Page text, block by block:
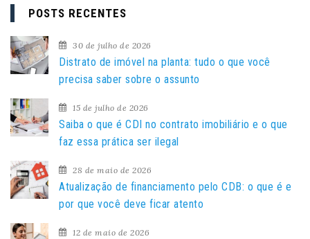
q
u
i
s
a
p
o
:
POSTS RECENTES
30 de julho de 2026
Distrato de imóvel na planta: tudo o que você
precisa saber sobre o assunto
15 de julho de 2026
Saiba o que é CDI no contrato imobiliário e o que
faz essa prática ser ilegal
28 de maio de 2026
Atualização de financiamento pelo CDB: o que é e
por que você deve ficar atento
12 de maio de 2026